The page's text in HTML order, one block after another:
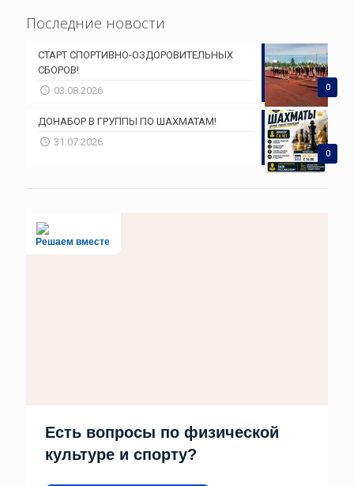
Последние новости
0
СТАРТ СПОРТИВНО-ОЗДОРОВИТЕЛЬНЫХ
СБОРОВ!
03.08.2026
0
ДОНАБОР В ГРУППЫ ПО ШАХМАТАМ!
31.07.2026
Решаем вместе
Есть вопросы по физической
культуре и спорту?